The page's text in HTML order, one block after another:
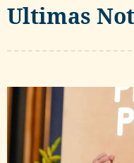
Ultimas